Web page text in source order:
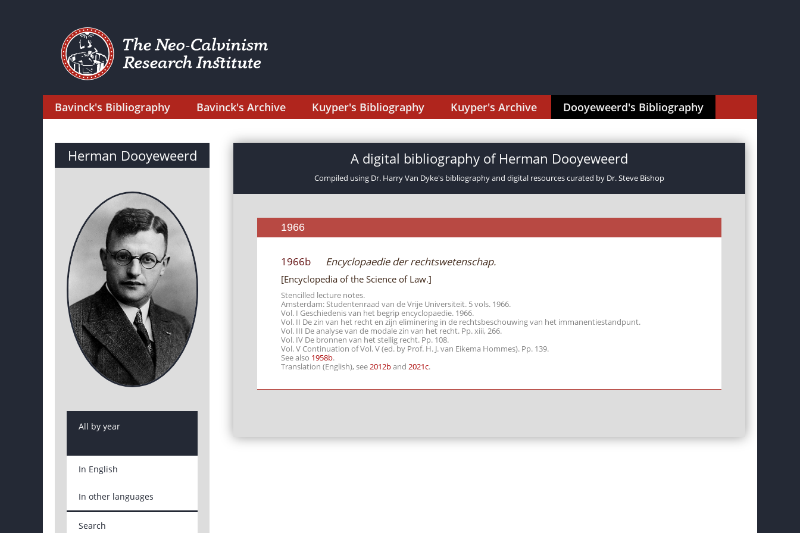
Bavinck's Bibliography Bavinck's Archive Kuyper's Bibliography Kuyper's Archive Dooyeweerd's Bibliography
Herman Dooyeweerd
All by year
In English
In other languages
Search
A digital bibliography of Herman Dooyeweerd
Compiled using Dr. Harry Van Dyke's bibliography and digital resources curated by Dr. Steve Bishop
1966
1966b Encyclopaedie der rechtswetenschap.
[Encyclopedia of the Science of Law.]
Stencilled lecture notes.
Amsterdam: Studentenraad van de Vrije Universiteit. 5 vols. 1966.
Vol. I Geschiedenis van het begrip encyclopaedie. 1966.
Vol. II De zin van het recht en zijn eliminering in de rechtsbeschouwing van het immanentiestandpunt.
Vol. III De analyse van de modale zin van het recht. Pp. xiii, 266.
Vol. IV De bronnen van het stellig recht. Pp. 108.
Vol. V Continuation of Vol. V (ed. by Prof. H. J. van Eikema Hommes). Pp. 139.
See also 1958b.
Translation (English), see2012band 2021c.